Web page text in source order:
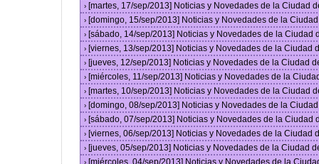
› [martes, 17/sep/2013] Noticias y Novedades de la Ciudad
› [domingo, 15/sep/2013] Noticias y Novedades de la
› [sábado, 14/sep/2013] Noticias y Novedades de la Ciudad
› [viernes, 13/sep/2013] Noticias y Novedades de la Ciudad
› [jueves, 12/sep/2013] Noticias y Novedades de la Ciudad
› [miércoles, 11/sep/2013] Noticias y Novedades de la
› [martes, 10/sep/2013] Noticias y Novedades de la Ciudad
› [domingo, 08/sep/2013] Noticias y Novedades de la
› [sábado, 07/sep/2013] Noticias y Novedades de la Ciudad
› [viernes, 06/sep/2013] Noticias y Novedades de la Ciudad
› [jueves, 05/sep/2013] Noticias y Novedades de la Ciudad
› [miércoles, 04/sep/2013] Noticias y Novedades de la